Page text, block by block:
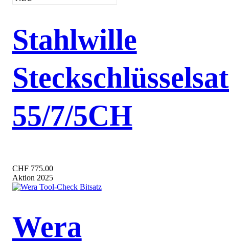
Stahlwille
55/7/5CH
CHF 775.00
Aktion 2025
Wera